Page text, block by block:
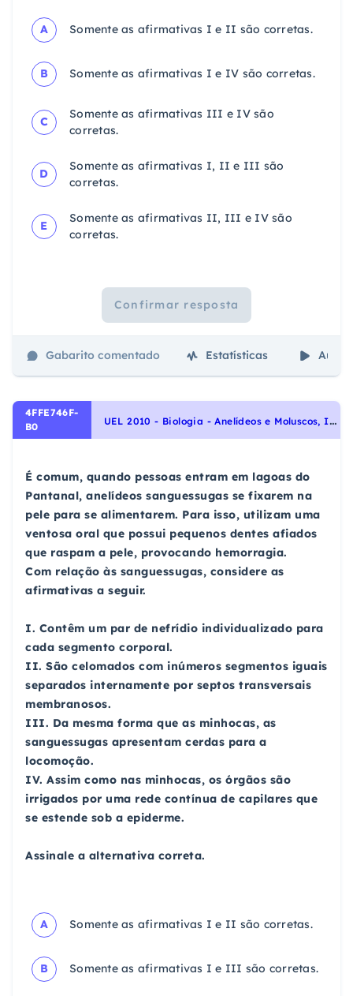
A Somente as afirmativas I e II são corretas.
B Somente as afirmativas I e IV são corretas.
C
Somente as afirmativas III e IV são
corretas.
D
Somente as afirmativas I, II e III são
corretas.
E
Somente as afirmativas II, III e IV são
corretas.
Confirmar resposta
Gabarito comentado Estatísticas Aulas
4FFE746F-
B0
U
EL 2010 - Biologia - Anelídeos e Moluscos, Identidade dos seres vivos
É comum, quando pessoas entram em lagoas do
Pantanal, anelídeos sanguessugas se fixarem na
pele para se alimentarem. Para isso, utilizam uma
ventosa oral que possui pequenos dentes afiados
que raspam a pele, provocando hemorragia.
Com relação às sanguessugas, considere as
afirmativas a seguir.
I. Contêm um par de nefrídio individualizado para
cada segmento corporal.
II. São celomados com inúmeros segmentos iguais
separados internamente por septos transversais
membranosos.
III. Da mesma forma que as minhocas, as
sanguessugas apresentam cerdas para a
locomoção.
IV. Assim como nas minhocas, os órgãos são
irrigados por uma rede contínua de capilares que
se estende sob a epiderme.
Assinale a alternativa correta.
A Somente as afirmativas I e II são corretas.
B Somente as afirmativas I e III são corretas.